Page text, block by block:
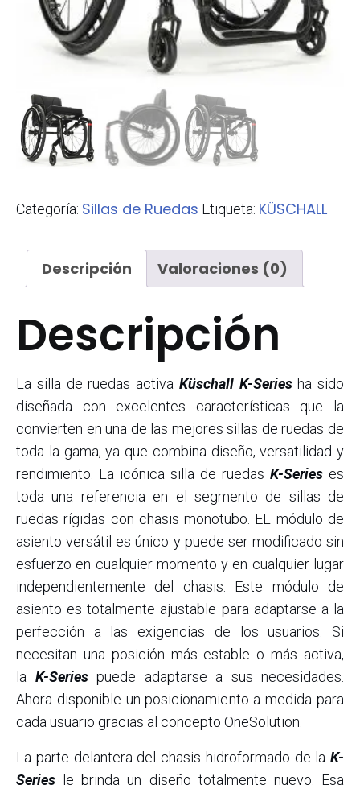
Categoría: Sillas de Ruedas Etiqueta: KÜSCHALL
Descripción Valoraciones (0)
Descripción
La silla de ruedas activa Küschall K-Series ha sido
diseñada con excelentes características que la
convierten en una de las mejores sillas de ruedas de
toda la gama, ya que combina diseño, versatilidad y
rendimiento. La icónica silla de ruedas K-Series es
toda una referencia en el segmento de sillas de
ruedas rígidas con chasis monotubo. EL módulo de
asiento versátil es único y puede ser modificado sin
esfuerzo en cualquier momento y en cualquier lugar
independientemente del chasis. Este módulo de
asiento es totalmente ajustable para adaptarse a la
perfección a las exigencias de los usuarios. Si
necesitan una posición más estable o más activa,
la K-Seriespuede adaptarse a sus necesidades.
Ahora disponible un posicionamiento a medida para
cada usuario gracias al concepto OneSolution.
La parte delantera del chasis hidroformado de la K-
Series le brinda un diseño totalmente nuevo. Esa